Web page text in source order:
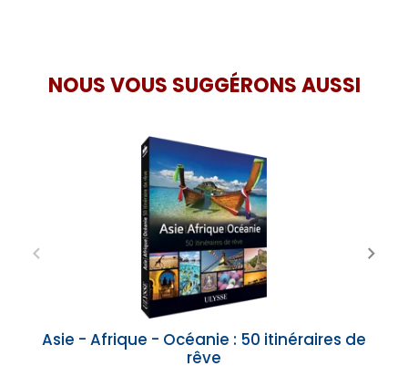
NOUS VOUS SUGGÉRONS AUSSI
Asie - Afrique - Océanie : 50 itinéraires de
rêve